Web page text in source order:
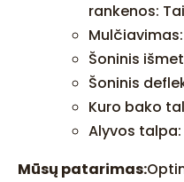
rankenos:
Šoninis
Šoninis
Kuro bako
Alyvos talpa:
Mūsų patarimas: